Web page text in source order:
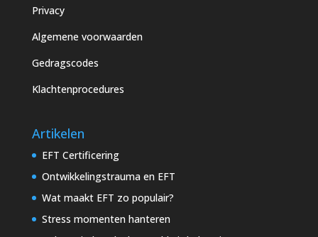
Privacy
Algemene voorwaarden
Gedragscodes
Klachtenprocedures
Artikelen
EFT Certificering
Ontwikkelingstrauma en EFT
Wat maakt EFT zo populair?
Stress momenten hanteren